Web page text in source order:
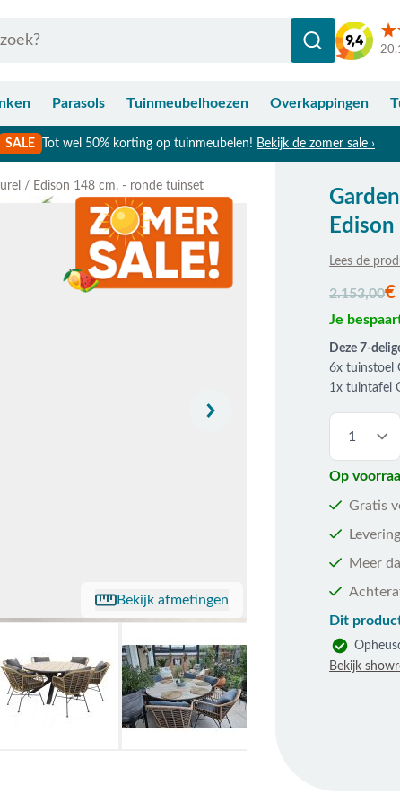
Parasols Tuinmeubelhoezen Overkappingen
SALE Tot wel 50% korting op tuinmeubelen! Bekijk de zomer sale ›
/ Edison 148 cm. - ronde tuinset
Bekijk afmetingen
Lees de
2.153,00€
Je
Deze 7-
6x tuinstoel
1x tuintafel
Op
Gratis
Meer
Dit
Bekijk